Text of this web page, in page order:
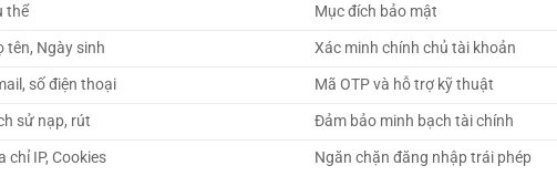
thể
Mục đích bảo mật
tên, Ngày sinh
Xác minh chính chủ tài khoản
số điện thoại
Mã OTP và hỗ trợ kỹ thuật
sử nạp, rút
Đảm bảo minh bạch tài chính
chỉ IP, Cookies Ngăn chặn đăng nhập trái phép